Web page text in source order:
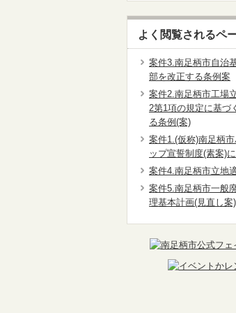
よく閲覧されるペ
案件3.南足柄市自治
部を改正する条例案
案件2.南足柄市工場
2第1項の規定に基づ
る条例(案)
案件1.(仮称)南足柄
ップ宣誓制度(素案)
案件4.南足柄市立地
案件5.南足柄市一般
理基本計画(見直し案)